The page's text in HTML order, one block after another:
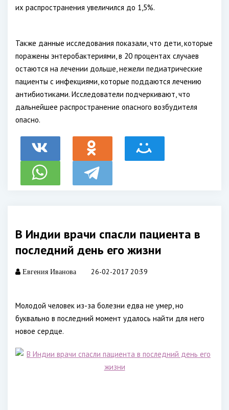
их распространения увеличился до 1,5%.
Также данные исследования показали, что дети, которые
поражены энтеробактериями, в 20 процентах случаев
остаются на лечении дольше, нежели педиатрические
пациенты с инфекциями, которые поддаются лечению
антибиотиками. Исследователи подчеркивают, что
дальнейшее распространение опасного возбудителя
опасно.
В Индии врачи спасли пациента в
последний день его жизни
Евгения Иванова 26-02-2017 20:39
Молодой человек из-за болезни едва не умер, но
буквально в последний момент удалось найти для него
новое сердце.